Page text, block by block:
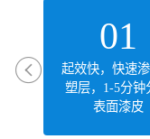
01
起效快，快速
塑层，1-5分钟
表面漆皮